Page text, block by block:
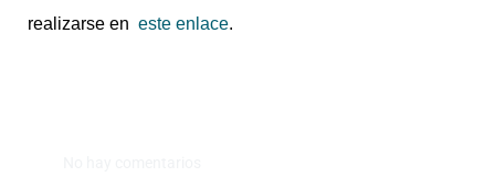
realizarse en este enlace.